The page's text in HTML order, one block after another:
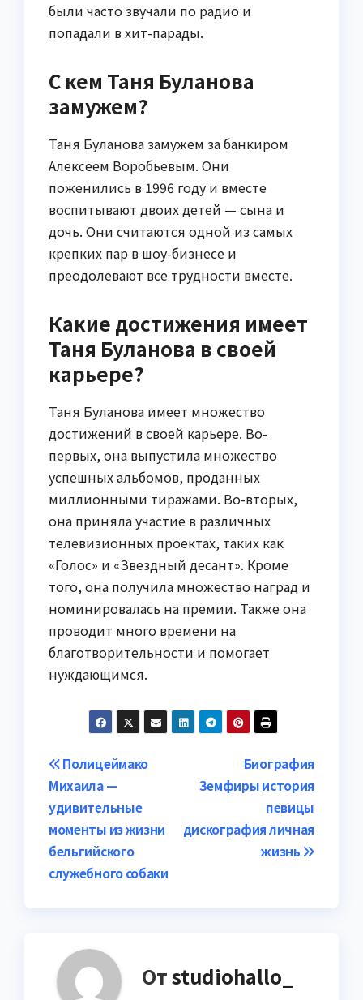
были часто звучали по радио и
попадали в хит-парады.
С кем Таня Буланова
замужем?
Таня Буланова замужем за банкиром
Алексеем Воробьевым. Они
поженились в 1996 году и вместе
воспитывают двоих детей — сына и
дочь. Они считаются одной из самых
крепких пар в шоу-бизнесе и
преодолевают все трудности вместе.
Какие достижения имеет
Таня Буланова в своей
карьере?
Таня Буланова имеет множество
достижений в своей карьере. Во-
первых, она выпустила множество
успешных альбомов, проданных
миллионными тиражами. Во-вторых,
она приняла участие в различных
телевизионных проектах, таких как
«Голос» и «Звездный десант». Кроме
того, она получила множество наград и
номинировалась на премии. Также она
проводит много времени на
благотворительности и помогает
нуждающимся.
Навигация
по
записям
Биография
Земфиры история
певицы
дискография личная
жизнь
Полицеймако
Михаила —
удивительные
моменты из жизни
бельгийского
служебного собаки
Отstudiohallo_